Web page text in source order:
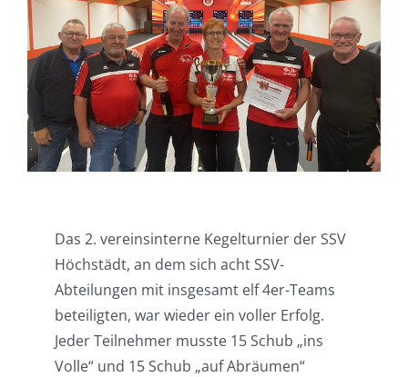
Das 2. vereinsinterne Kegelturnier der SSV
Höchstädt, an dem sich acht SSV-
Abteilungen mit insgesamt elf 4er-Teams
beteiligten, war wieder ein voller Erfolg.
Jeder Teilnehmer musste 15 Schub „ins
Volle“ und 15 Schub „auf Abräumen“